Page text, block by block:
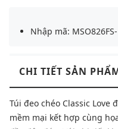
Nhập mã: MSO826FS-
CHI TIẾT SẢN
Túi đeo chéo Classic
mềm mại kết hợp cùng